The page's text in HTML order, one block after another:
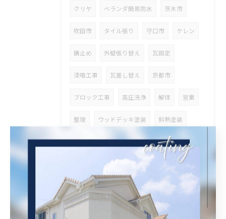
クリヤ ベランダ簡易防水 茨木市
吹田市 タイル張り 守口市 ケレン
錆止め 外壁張り替え 瓦固定
漆喰工事 瓦差し替え 京都市
ブロック工事 高圧洗浄 解体 営業
整理 ウッドデッキ塗装 斜熱塗装
鉄骨塗装 タスペーサー 高石市
ベランダ防水 兵庫県 その他塗装
オイルステン 大阪府 外壁斜熱塗装
屋根斜熱塗装 足場組立 天井解体